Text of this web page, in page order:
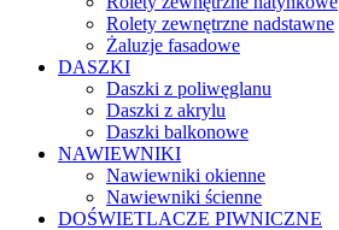
Rolety zewnętrzne nadstawne
Żaluzje fasadowe
DASZKI
Daszki z poliwęglanu
Daszki z akrylu
Daszki balkonowe
NAWIEWNIKI
Nawiewniki okienne
Nawiewniki ścienne
DOŚWIETLACZE PIWNICZNE